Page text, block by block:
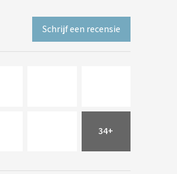
Schrijf een recensie
34+